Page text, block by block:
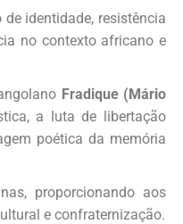
identidade, resistência
no contexto africano e
Fradique (Mário
a luta de libertação
poética da memória
proporcionando aos
e confraternização.